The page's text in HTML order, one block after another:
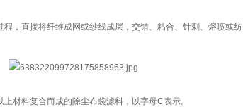
，直接将纤维成网或纱线成层，交错、粘合、针刺、熔喷或
材料复合而成的除尘布袋滤料，以字母C表示。